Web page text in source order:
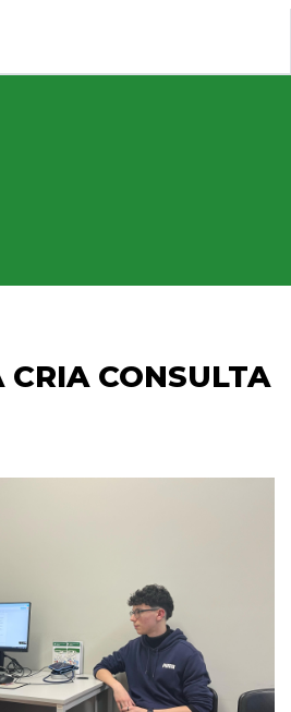
CRIA CONSULTA